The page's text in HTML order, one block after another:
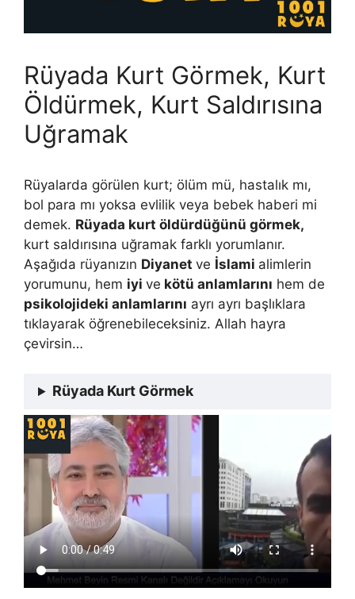
Rüyada Kurt Görmek, Kurt
Öldürmek, Kurt Saldırısına
Uğramak
Rüyalarda görülen kurt; ölüm mü, hastalık mı,
bol para mı yoksa evlilik veya bebek haberi mi
demek. Rüyada kurt öldürdüğünü görmek,
kurt saldırısına uğramak farklı yorumlanır.
Aşağıda rüyanızın Diyanet ve İslami alimlerin
yorumunu, hem iyi ve kötü anlamlarını hem de
psikolojideki anlamlarını ayrı ayrı başlıklara
tıklayarak öğrenebileceksiniz. Allah hayra
çevirsin…
Rüyada Kurt Görmek